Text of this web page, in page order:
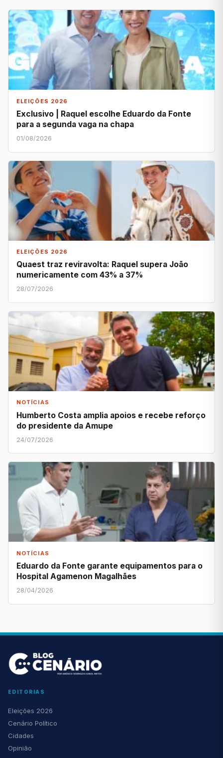
ELEIÇÕES 2026
Exclusivo | Raquel escolhe Eduardo da Fonte
para a segunda vaga na chapa
01/08/2026
ELEIÇÕES 2026
Quaest traz reviravolta: Raquel supera João
numericamente com 43% a 37%
28/07/2026
NOTÍCIAS
Humberto Costa amplia apoios e recebe reforço
do presidente da Amupe
24/07/2026
NOTÍCIAS
Eduardo da Fonte garante equipamentos para o
Hospital Agamenon Magalhães
28/04/2026
EDITORIAS
Eleições 2026
Cenário Político
Cidades
Opinião